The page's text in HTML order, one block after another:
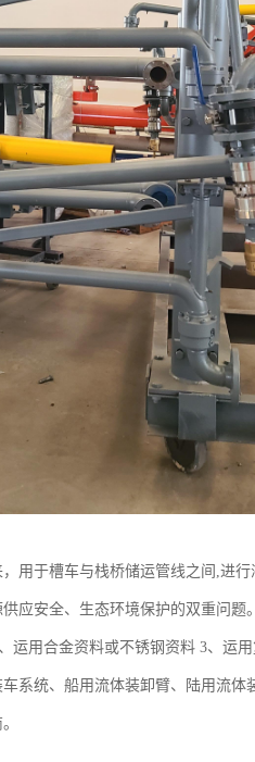
用于槽车与栈桥储运管线之间,进
应安全、生态环境保护的双重问题。
运用合金资料或不锈钢资料 3、运
系统、船用流体装卸臂、陆用流体